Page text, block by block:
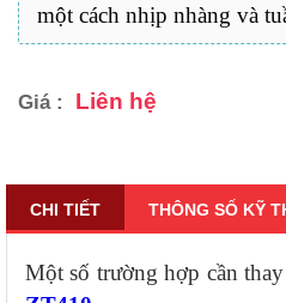
một cách nhịp nhàng và
Giá : Liên hệ
CHI TIẾT THÔNG SỐ KỸ
Một số trường hợp cần